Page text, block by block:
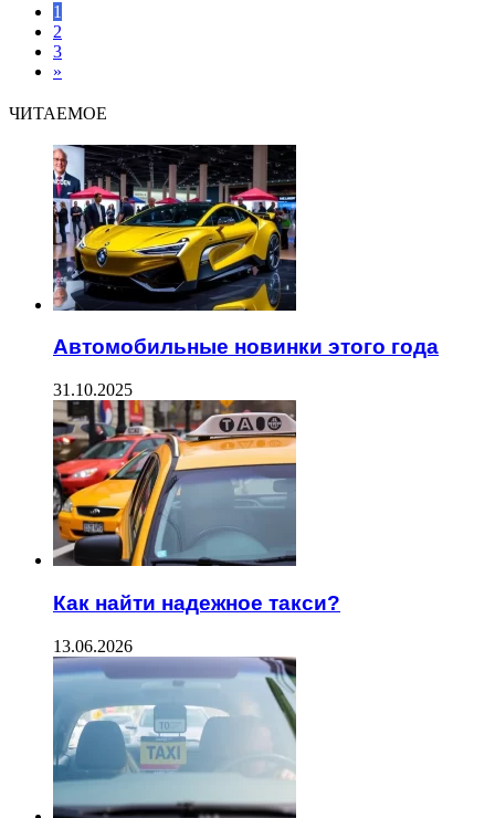
1
2
3
»
ЧИТАЕМОЕ
Автомобильные новинки этого года
31.10.2025
Как найти надежное такси?
13.06.2026